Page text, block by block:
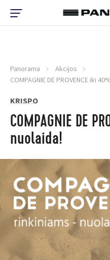
Panorama
Akcijos
COMPAGNIE DE PROVENCE iki
KRISPO
COMPAGNIE DE
nuolaida!